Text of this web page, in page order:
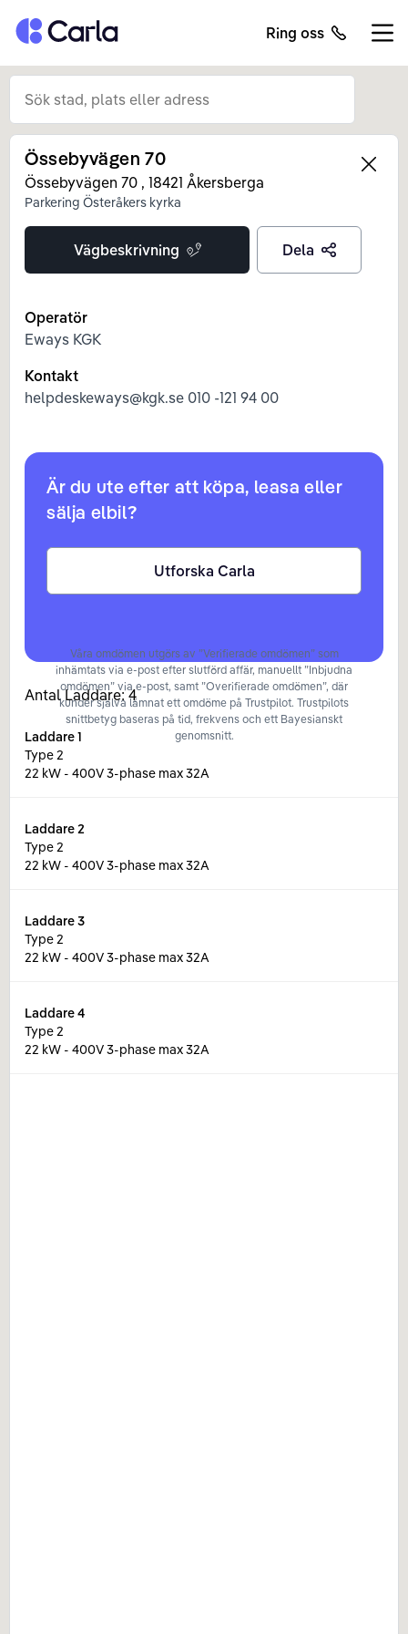
Tillbaka till startsidan Ring oss
Left
Össebyvägen 70
Össebyvägen 70 , 18421 Åkersberga
Parkering Österåkers kyrka
Vägbeskrivning Dela
Operatör
Eways KGK
Kontakt
helpdeskeways@kgk.se 010 -121 94 00
Är du ute efter att köpa, leasa eller
sälja elbil?
Utforska Carla
Våra omdömen utgörs av ”Verifierade omdömen” som
inhämtats via e-post efter slutförd affär, manuellt ”Inbjudna
omdömen” via e-post, samt ”Overifierade omdömen”, där
kunder själva lämnat ett omdöme på Trustpilot. Trustpilots
snittbetyg baseras på tid, frekvens och ett Bayesianskt
genomsnitt.
Antal Laddare:4
Laddare1
Type 2
22 kW - 400V 3-phase max 32A
Laddare2
Type 2
22 kW - 400V 3-phase max 32A
Laddare3
Type 2
22 kW - 400V 3-phase max 32A
Laddare4
Type 2
22 kW - 400V 3-phase max 32A